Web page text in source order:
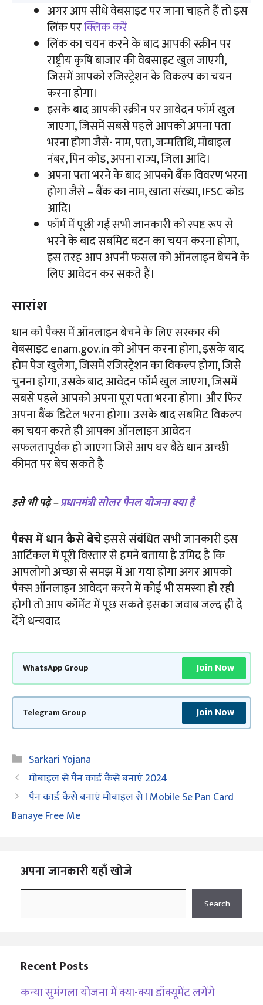
अगर आप सीधे वेबसाइट पर जाना चाहते हैं तो इस
लिंक परक्लिक करें
लिंक का चयन करने के बाद आपकी स्क्रीन पर
राष्ट्रीय कृषि बाजार की वेबसाइट खुल जाएगी,
जिसमें आपको रजिस्ट्रेशन के विकल्प का चयन
करना होगा।
इसके बाद आपकी स्क्रीन पर आवेदन फॉर्म खुल
जाएगा, जिसमें सबसे पहले आपको अपना पता
भरना होगा जैसे- नाम, पता, जन्मतिथि, मोबाइल
नंबर, पिन कोड, अपना राज्य, जिला आदि।
अपना पता भरने के बाद आपको बैंक विवरण भरना
होगा जैसे – बैंक का नाम, खाता संख्या, IFSC कोड
आदि।
फॉर्म में पूछी गई सभी जानकारी को स्पष्ट रूप से
भरने के बाद सबमिट बटन का चयन करना होगा,
इस तरह आप अपनी फसल को ऑनलाइन बेचने के
लिए आवेदन कर सकते हैं।
सारांश
धान को पैक्स में ऑनलाइन बेचने के लिए सरकार की
वेबसाइट enam.gov.in को ओपन करना होगा, इसके बाद
होम पेज खुलेगा, जिसमें रजिस्ट्रेशन का विकल्प होगा, जिसे
चुनना होगा, उसके बाद आवेदन फॉर्म खुल जाएगा, जिसमें
सबसे पहले आपको अपना पूरा पता भरना होगा। और फिर
अपना बैंक डिटेल भरना होगा। उसके बाद सबमिट विकल्प
का चयन करते ही आपका ऑनलाइन आवेदन
सफलतापूर्वक हो जाएगा जिसे आप घर बैठे धान अच्छी
कीमत पर बेच सकते है
इसे भी पढ़े –प्रधानमंत्री सोलर पैनल योजना क्या है
पैक्स में धान कैसे बेचेइससे संबंधित सभी जानकारी इस
आर्टिकल में पूरी विस्तार से हमने बताया है उमिद है कि
आपलोगो अच्छा से समझ में आ गया होगा अगर आपको
पैक्स ऑनलाइन आवेदन करने में कोई भी समस्या हो रही
होगी तो आप कॉमेंट में पूछ सकते इसका जवाब जल्द ही दे
देंगे धन्यवाद
WhatsApp Group Join Now
Telegram Group Join Now
Categories
Sarkari Yojana
मोबाइल से पैन कार्ड कैसे बनाएं 2024
पैन कार्ड कैसे बनाएं मोबाइल से l Mobile Se Pan Card
Banaye Free Me
अपना जानकारी यहाँ खोजे
Search
Recent Posts
कन्या सुमंगला योजना में क्या-क्या डॉक्यूमेंट लगेंगे